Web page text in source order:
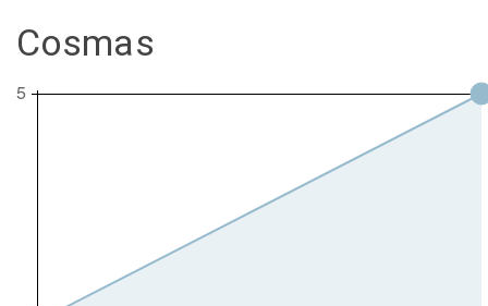
Nurhilman
Pathin
Cosmas